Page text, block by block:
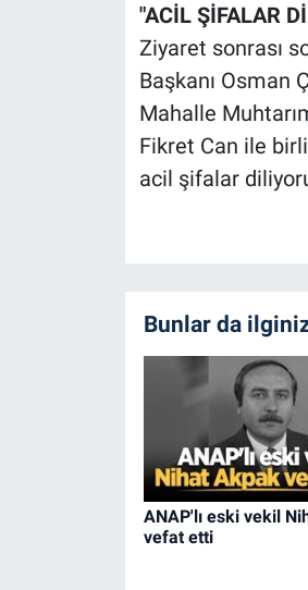
"ACİL ŞİFALAR
Ziyaret sonrası
Başkanı Osman
Mahalle
Fikret Can ile
acil şifalar
Bunlar da
ANAP'lı eski vekil
vefat etti